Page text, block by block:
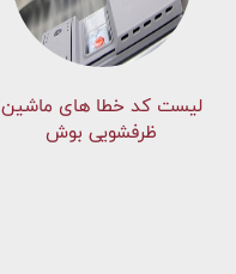
لیست کد خطا های ماشين
ظرفشویی بوش